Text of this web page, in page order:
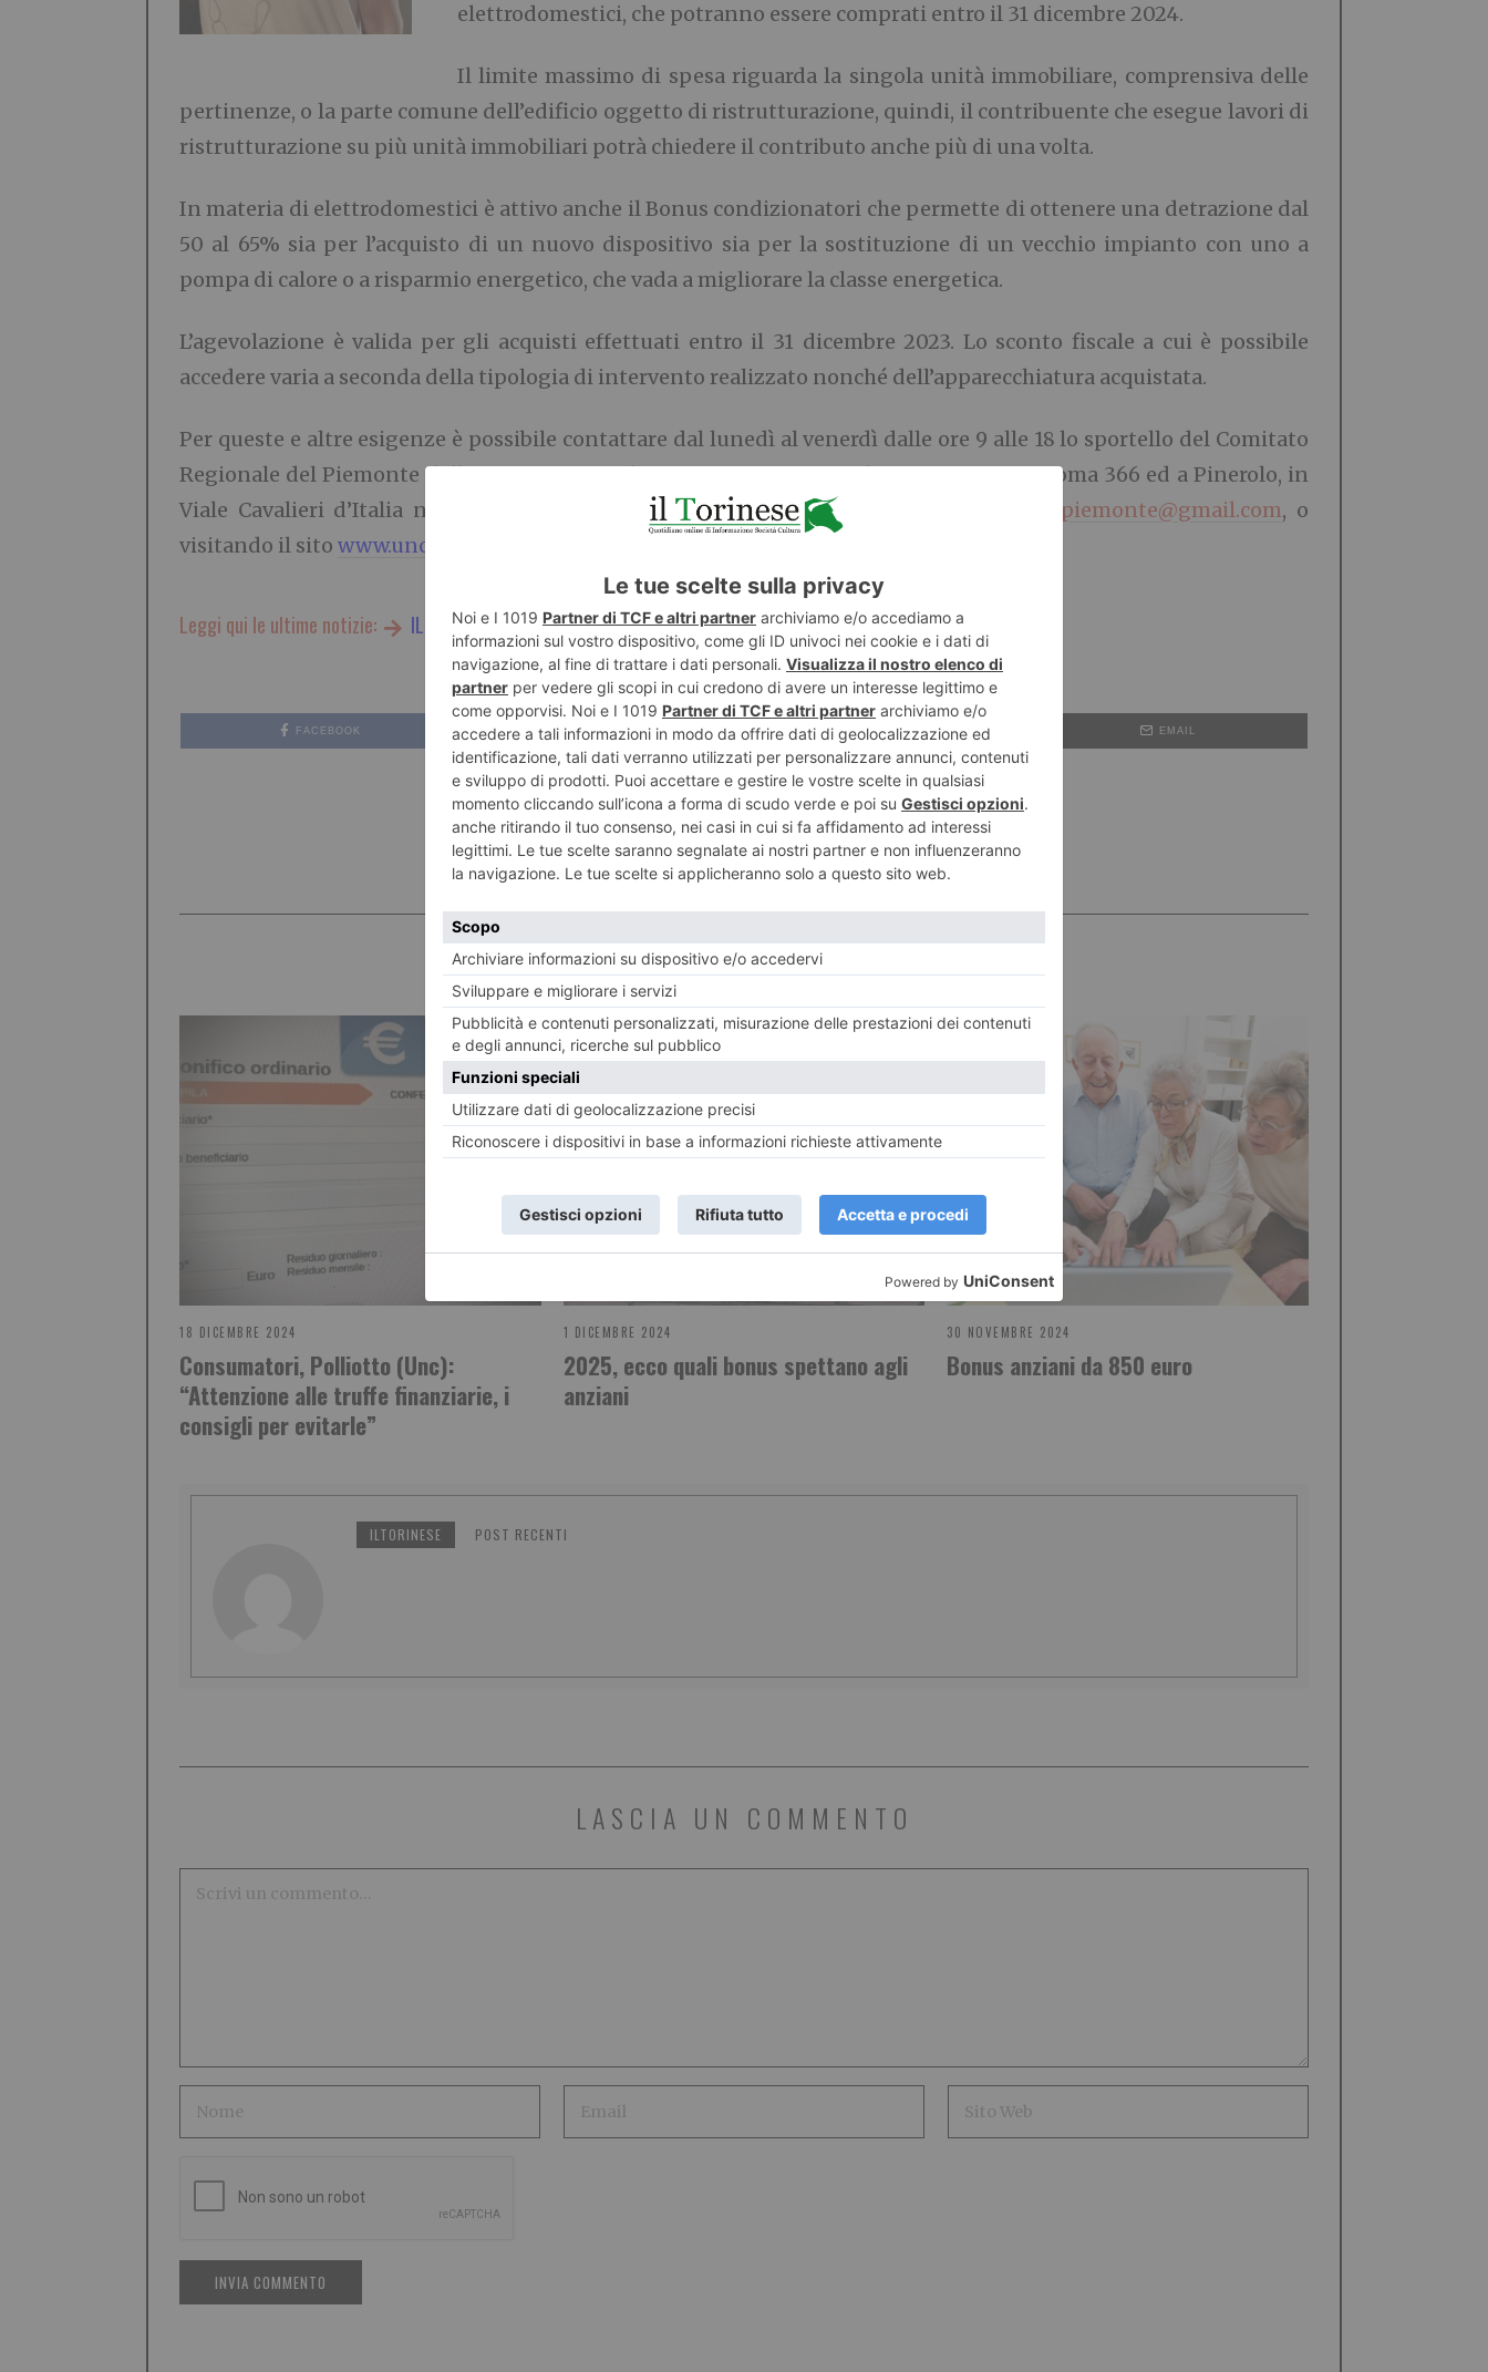
elettrodomestici, che potranno essere comprati entro il 31 dicembre 2024.
Il limite massimo di spesa riguarda la singola unità immobiliare, comprensiva delle
pertinenze, o la parte comune dell’edificio oggetto di ristrutturazione, quindi, il contribuente che esegue lavori di
ristrutturazione su più unità immobiliari potrà chiedere il contributo anche più di una volta.
In materia di elettrodomestici è attivo anche ilBonus condizionatori che permette di ottenere una detrazione dal
50 al 65% sia per l’acquisto di un nuovo dispositivo sia per la sostituzione di un vecchio impianto con uno a
pompa di calore o a risparmio energetico, che vada a migliorare la classe energetica.
L’agevolazione è valida per gli acquisti effettuati entro il 31 dicembre 2023. Lo sconto fiscale a cui è possibile
accedere varia a seconda della tipologia di intervento realizzato nonché dell’apparecchiatura acquistata.
Per queste e altre esigenze è possibile contattare dal lunedì al venerdì dalle ore 9 alle 18 lo sportello del Comitato
Regionale del Piemonte dell’Unione Nazionale Consumatori, con sede a Torino in Via Roma 366 ed a Pinerolo, in
Viale Cavalieri d’Italia n. 14, al numero 0115611800 oppure scrivendo una mail a
uncpiemonte@gmail.com, o
visitando il sito www.uncpiemonte.it
Leggi qui le ultime notizie: IL TORINESE
FACEBOOK TWITTER WHATSAPP EMAIL
POLLIOTTO
POTREBBE INTERESSARTI...
18 DICEMBRE 2024
Consumatori, Polliotto (Unc):
“Attenzione alle truffe finanziarie, i
consigli per evitarle”
1 DICEMBRE 2024
2025, ecco quali bonus spettano agli
anziani
30 NOVEMBRE 2024
Bonus anziani da 850 euro
ILTORINESE POST RECENTI
LASCIA UN COMMENTO